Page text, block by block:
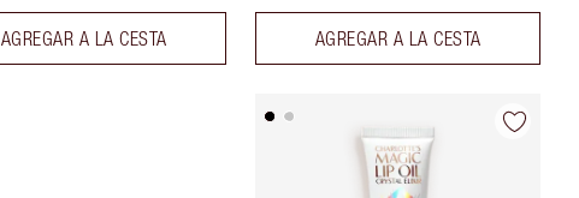
AGREGAR A LA CESTA AGREGAR A LA CESTA